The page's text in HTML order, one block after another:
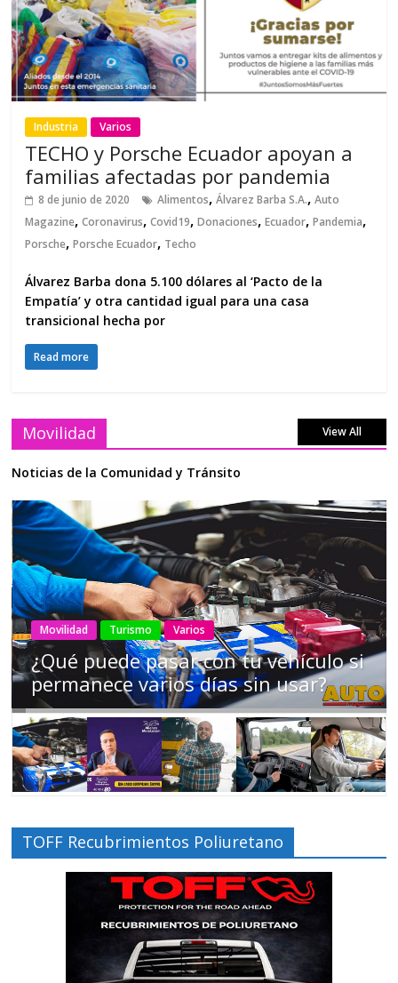
Industria Varios
TECHO y Porsche Ecuador apoyan a
familias afectadas por pandemia
8 de junio de 2020 Alimentos,Álvarez Barba S.A.,Auto
Magazine,Coronavirus,Covid19,Donaciones,Ecuador,Pandemia,
Porsche,Porsche Ecuador, Techo
Álvarez Barba dona 5.100 dólares al ‘Pacto de la
Empatía’ y otra cantidad igual para una casa
transicional hecha por
Read more
Movilidad View All
Noticias de la Comunidad y Tránsito
AEADE Industria Motociclismo Motos Movilidad
Campaña busca cambiar destino de
los motociclistas en la región
TOFF Recubrimientos Poliuretano